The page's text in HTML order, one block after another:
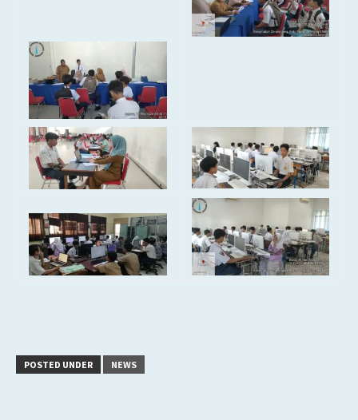
POSTED UNDER NEWS